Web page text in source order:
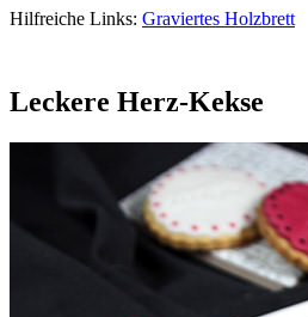
Hilfreiche Links: Graviertes Holzbrett
Leckere Herz-Kekse